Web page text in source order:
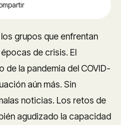
grupos que enfrentan
de crisis. El
de la pandemia del COVID-
aún más. Sin
noticias. Los retos de
agudizado la capacidad